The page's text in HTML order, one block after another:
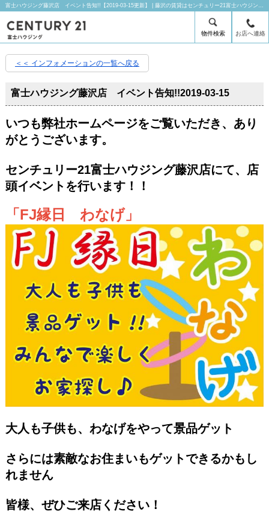
富士ハウジング藤沢店 イベント告知!!【2019-03-15更新】 | 藤沢の賃貸はセンチュリー21富士ハウジングにお任せ下さい！
物件検索 お店へ連絡
＜＜ インフォメーションの一覧へ戻る
富士ハウジング藤沢店 イベント告知!!2019-03-15
いつも弊社ホームページをご覧いただき、あり
がとうございます。
センチュリー21富士ハウジング藤沢店にて、店
頭イベントを行います！！
「FJ縁日 わなげ」
大人も子供も、わなげをやって景品ゲット
さらには素敵なお住まいもゲットできるかもし
れません
皆様、ぜひご来店ください！